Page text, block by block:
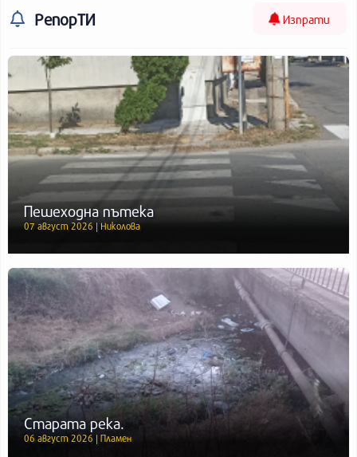
РепорТИ Изпрати
Пешеходна пътека
07 август 2026 | Николова
Старата река.
06 август 2026 | Пламен